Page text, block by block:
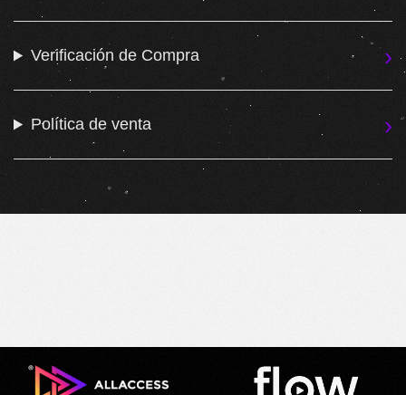
Verificación de Compra
Política de venta